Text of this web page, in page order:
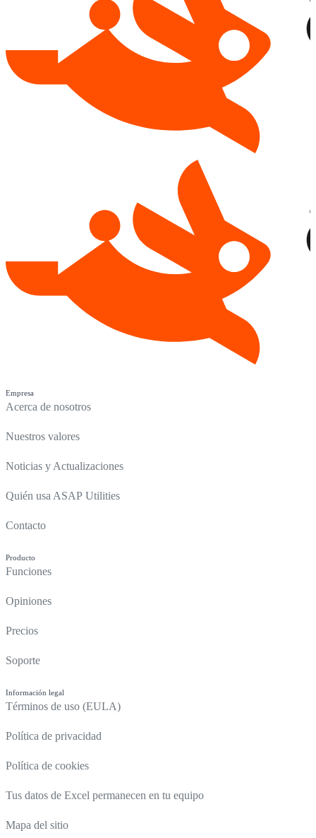
Empresa
Acerca de nosotros
Nuestros valores
Noticias y Actualizaciones
Quién usa ASAP Utilities
Contacto
Producto
Funciones
Opiniones
Precios
Soporte
Información legal
Términos de uso (EULA)
Política de privacidad
Política de cookies
Tus datos de Excel permanecen en tu equipo
Mapa del sitio